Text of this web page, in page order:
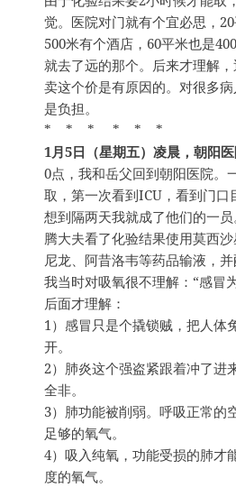
觉。医院对门就有个宜必思，20
500米有个酒店，60平米也是
就去了远的那个。后来才理解
卖这个价是有原因的。对很多
是负担。
* * * * * *
1月5日（星期五）凌晨，朝阳
0点，我和岳父回到朝阳医院。
取，第一次看到ICU，看到门口
想到隔两天我就成了他们的一员
腾大夫看了化验结果使用莫西
尼龙、阿昔洛韦等药品输液，并
我当时对吸氧很不理解：“感冒
后面才理解：
1）感冒只是个撬锁贼，把人体
开。
2）肺炎这个强盗紧跟着冲了进
全非。
3）肺功能被削弱。呼吸正常的
足够的氧气。
4）吸入纯氧，功能受损的肺才
度的氧气。